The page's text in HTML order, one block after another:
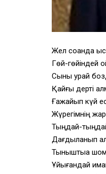
Жел соққанда
Гөй-гөйіндей
Сынық қурай
Қайғы дерті
Ғажайып күй
Жүрегімнің
Тыңдай-тыңдай
Дағдыланып
Тыныштыққа
Ұйығандай